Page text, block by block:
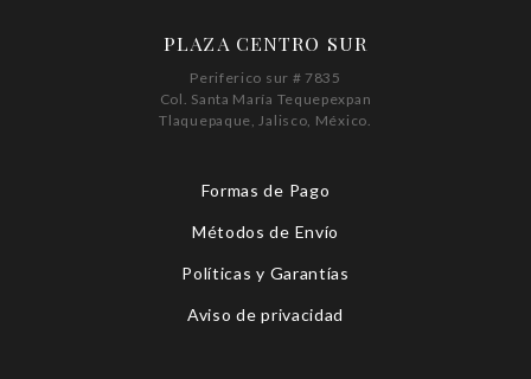
PLAZA CENTRO SUR
Periferico sur # 7835
Col. Santa María Tequepexpan
Tlaquepaque, Jalisco, México.
Formas de Pago
Métodos de Envío
Políticas y Garantías
Aviso de privacidad